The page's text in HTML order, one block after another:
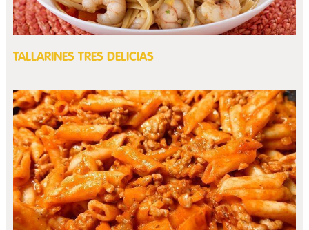
TALLARINES TRES DELICIAS